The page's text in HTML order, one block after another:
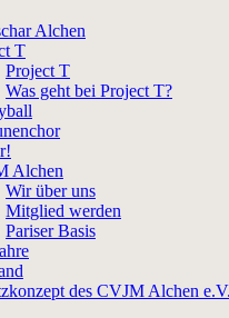
Alchen
T
Project T
Was geht bei Project T?
Alchen
Wir über uns
Mitglied werden
Pariser Basis
des CVJM Alchen e.V.